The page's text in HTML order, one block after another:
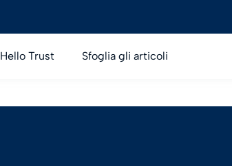
Hello Trust Sfoglia gli articoli